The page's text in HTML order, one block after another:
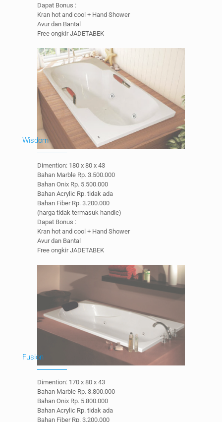
Dapat Bonus :
Kran hot and cool + Hand Shower
Avur dan Bantal
Free ongkir JADETABEK
Wisdom
Dimention: 180 x 80 x 43
Bahan Marble Rp. 3.500.000
Bahan Onix Rp. 5.500.000
Bahan Acrylic Rp. tidak ada
Bahan Fiber Rp. 3.200.000
(harga tidak termasuk handle)
Dapat Bonus :
Kran hot and cool + Hand Shower
Avur dan Bantal
Free ongkir JADETABEK
Fusion
Dimention: 170 x 80 x 43
Bahan Marble Rp. 3.800.000
Bahan Onix Rp. 5.800.000
Bahan Acrylic Rp. tidak ada
Bahan Fiber Rp. 3.200.000